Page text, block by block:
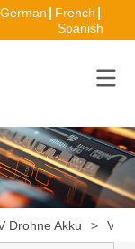
German
French
Spanish
Drohne Akku >